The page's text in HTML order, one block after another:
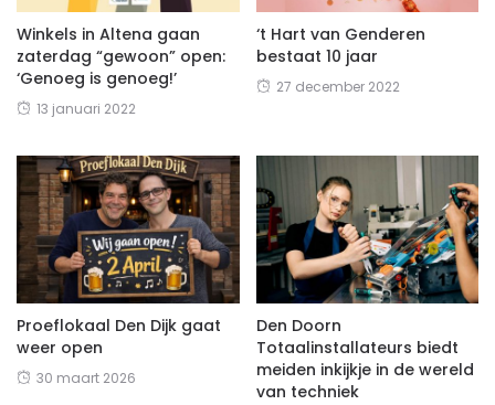
Winkels in Altena gaan
zaterdag “gewoon” open:
‘Genoeg is genoeg!’
13 januari 2022
‘t Hart van Genderen
bestaat 10 jaar
27 december 2022
Proeflokaal Den Dijk gaat
weer open
30 maart 2026
Den Doorn
Totaalinstallateurs biedt
meiden inkijkje in de wereld
van techniek